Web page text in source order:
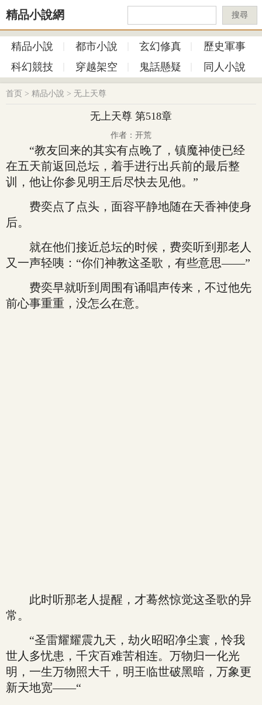
精品小說網 搜尋
精品小說 都市小說 玄幻修真
歷史軍事
科幻競技
穿越架空 鬼話懸疑 同人小說
首页 > 精品小說 > 无上天尊
无上天尊 第518章
作者：开荒
“教友回来的其实有点晚了，镇魔神使已经
在五天前返回总坛，着手进行出兵前的最后整
训，他让你参见明王后尽快去见他。”
费奕点了点头，面容平静地随在天香神使身
后。
就在他们接近总坛的时候，费奕听到那老人
又一声轻咦：“你们神教这圣歌，有些意思——”
费奕早就听到周围有诵唱声传来，不过他先
前心事重重，没怎么在意。
此时听那老人提醒，才蓦然惊觉这圣歌的异
常。
“圣雷耀耀震九天，劫火昭昭净尘寰，怜我
世人多忧患，千灾百难苦相连。万物归一化光
明，一生万物照大千，明王临世破黑暗，万象更
新天地宽——“